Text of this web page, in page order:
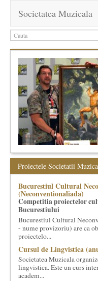
Societatea Muzicala
inceput cu muzica clasica -
dezvoltam proiecte si in
Facem management
proprii sau preluate, modele
cultural si consultanta.
evenimente culturale,
cultura generala muzicala,
Cuvinte in plus despre
cei care il finantateaza sunt
Proiectele Societatii
Bucurestiul Cultural
(Neconventionaliada)
Competitia proiectelor
Bucurestiului
Bucurestiul Cultural
- nume provizoriu) are ca
proiectelo...
Cursul de Lingvistica
Societatea Muzicala
lingvistica. Este un curs
academ...